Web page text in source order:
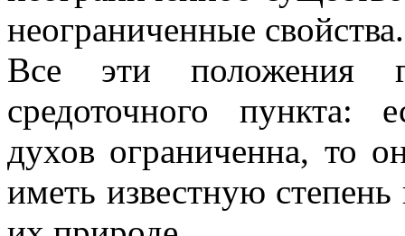
неограниченные свойства.
Все эти положения
средоточного пункта:
духов ограниченна, то
иметь известную